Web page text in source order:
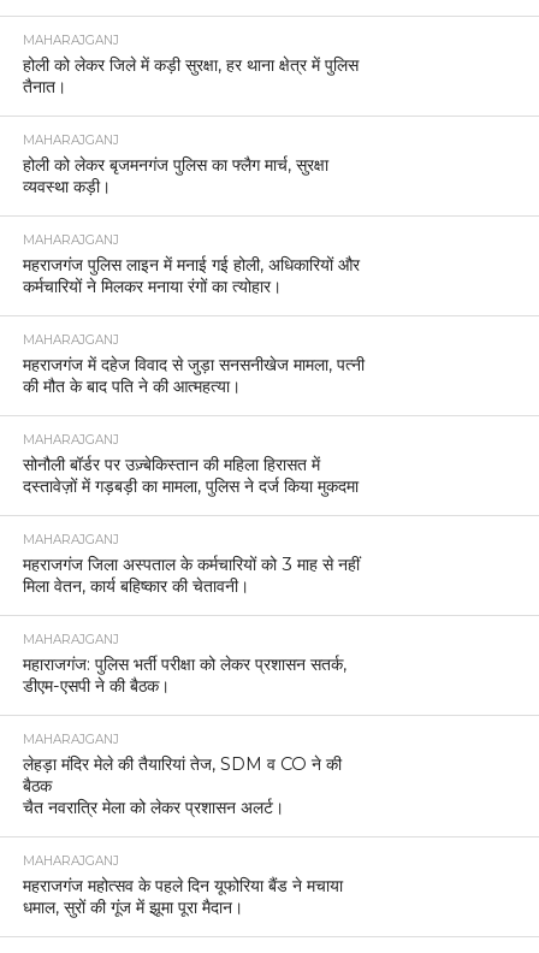
MAHARAJGANJ
होली को लेकर जिले में कड़ी सुरक्षा, हर थाना क्षेत्र में पुलिस
तैनात।
MAHARAJGANJ
होली को लेकर बृजमनगंज पुलिस का फ्लैग मार्च, सुरक्षा
व्यवस्था कड़ी।
MAHARAJGANJ
महराजगंज पुलिस लाइन में मनाई गई होली, अधिकारियों और
कर्मचारियों ने मिलकर मनाया रंगों का त्योहार।
MAHARAJGANJ
महराजगंज में दहेज विवाद से जुड़ा सनसनीखेज मामला, पत्नी
की मौत के बाद पति ने की आत्महत्या।
MAHARAJGANJ
सोनौली बॉर्डर पर उज़्बेकिस्तान की महिला हिरासत में
दस्तावेज़ों में गड़बड़ी का मामला, पुलिस ने दर्ज किया मुकदमा
MAHARAJGANJ
महराजगंज जिला अस्पताल के कर्मचारियों को 3 माह से नहीं
मिला वेतन, कार्य बहिष्कार की चेतावनी।
MAHARAJGANJ
महाराजगंज: पुलिस भर्ती परीक्षा को लेकर प्रशासन सतर्क,
डीएम-एसपी ने की बैठक।
MAHARAJGANJ
लेहड़ा मंदिर मेले की तैयारियां तेज, SDM व CO ने की
बैठक
चैत नवरात्रि मेला को लेकर प्रशासन अलर्ट।
MAHARAJGANJ
महराजगंज महोत्सव के पहले दिन यूफोरिया बैंड ने मचाया
धमाल, सुरों की गूंज में झूमा पूरा मैदान।